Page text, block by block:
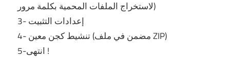
لاستخراج الملفات المحمية بكلمة مرور)
3- إعدادات التثبيت
4- تنشيط كجن معين (مضمن في ملف ZIP)
5-انتهى !